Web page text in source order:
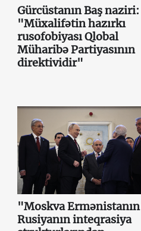
Gürcüstanın Baş naziri:
"Müxalifətin hazırkı
rusofobiyası Qlobal
Müharibə Partiyasının
direktividir"
"Moskva Ermənistanın
Rusiyanın inteqrasiya